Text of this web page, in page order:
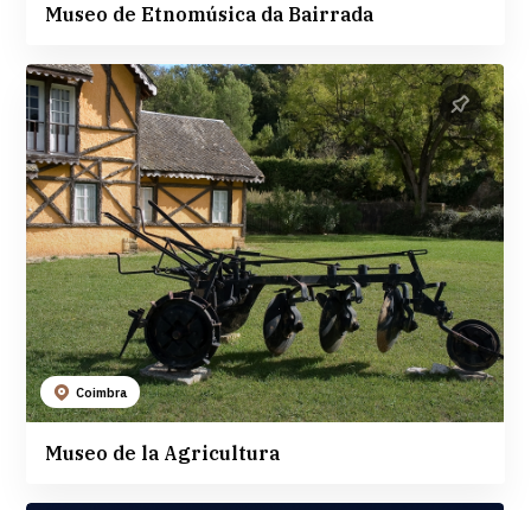
Museo de Etnomúsica da Bairrada
Coimbra
Museo de la Agricultura